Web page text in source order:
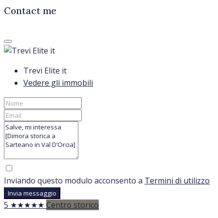
Contact me
Trevi Elite it
Vedere gli immobili
Inviando questo modulo acconsento a Termini di utilizzo
Invia messaggio
5 ★★★★★ Centro storico